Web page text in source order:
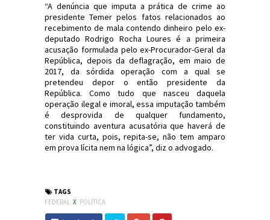
“A denúncia que imputa a prática de crime ao
presidente Temer pelos fatos relacionados ao
recebimento de mala contendo dinheiro pelo ex-
deputado Rodrigo Rocha Loures é a primeira
acusação formulada pelo ex-Procurador-Geral da
República, depois da deflagração, em maio de
2017, da sórdida operação com a qual se
pretendeu depor o então presidente da
República. Como tudo que nasceu daquela
operação ilegal e imoral, essa imputação também
é desprovida de qualquer fundamento,
constituindo aventura acusatória que haverá de
ter vida curta, pois, repita-se, não tem amparo
em prova lícita nem na lógica”, diz o advogado.
TAGS
FEDERAL X POLÍTICA